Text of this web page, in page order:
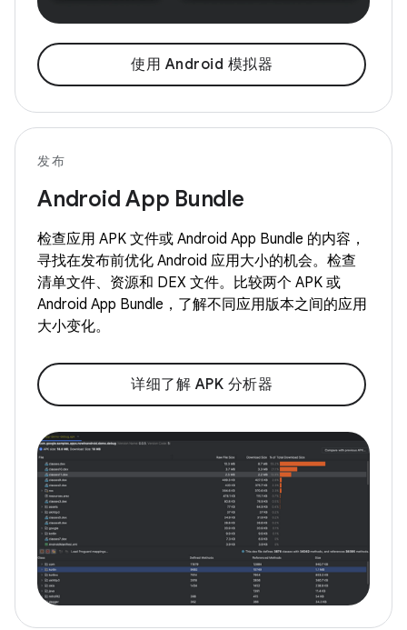
使用 Android 模拟器
发布
Android App Bundle
检查应用 APK 文件或 Android App Bundle 的内容，
寻找在发布前优化 Android 应用大小的机会。检查
清单文件、资源和 DEX 文件。比较两个 APK 或
Android App Bundle，了解不同应用版本之间的应用
大小变化。
详细了解 APK 分析器